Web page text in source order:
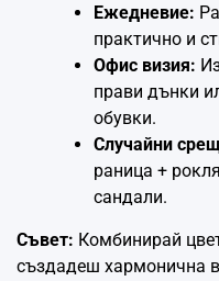
Ежедневие:
практично и
Офис визия:
прави дънки
обувки.
Случайни
раница +
сандали.
Съвет: Комбинирай
създадеш хармонична